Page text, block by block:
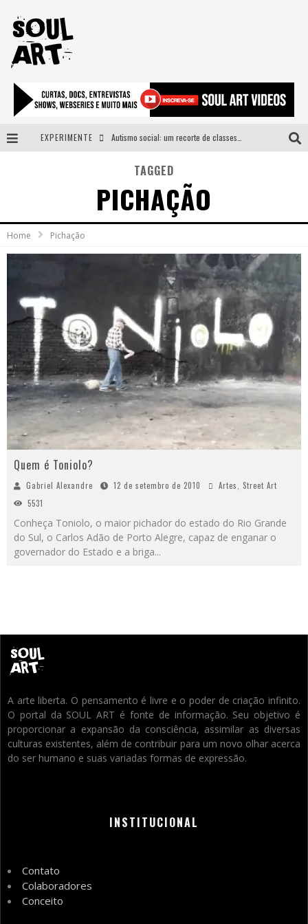
EXPERIMENTE
A subida da rampa é diferente!
Faça o bem! Mas, sem olhar a quem!?
Novo single de Arnaldo Tifu, “De Testa” explora brasilidade em sons, cores e símbolos
TAGGED
PICHAÇÃO
Home Pichação
Quem é Toniolo?
Gabriel Alexandre 12 de setembro de 2010 Artes, Street Art
5531
Conheça Toniolo, o maior pichador do estado do Rio Grande
do Sul, o Carlos Adão de Porto Alegre, capaz de enganar o
governador do Estado e a briga...
A arte liberta. O pensamento é livre e o poder de criação infinito.
O portal da SOUL ART é fonte de informação. Seu objetivo é
proporcionar a expansão da consciência, assimilar as diversas
culturas existentes, além de contribuir para um novo olhar acerca
do ser humano e suas variadas formas de expressão.
INSTITUCIONAL
Contato
Colaboradores
Conceito